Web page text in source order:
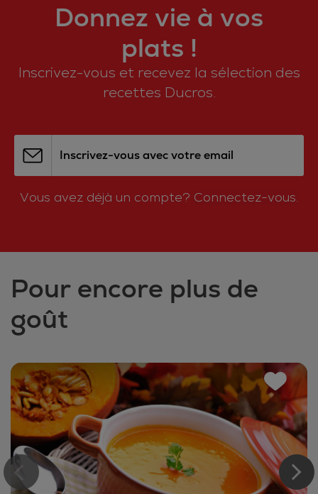
Donnez vie à vos
plats !
Inscrivez-vous et recevez la sélection des
recettes Ducros.
Inscrivez-vous avec votre email
Vous avez déjà un compte? Connectez-vous.
Pour encore plus de
goût